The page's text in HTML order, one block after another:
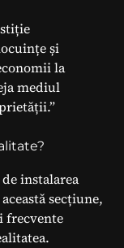
și
la
mediul
instalarea
secțiune,
frecvente